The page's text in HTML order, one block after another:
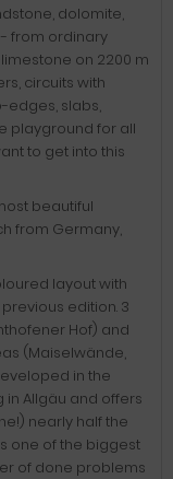
dolomite,
from ordinary
on 2200 m
circuits with
edges, slabs,
playground for all
to get into this
beautiful
from Germany,
layout with
edition. 3
Hof) and
(Maiselwände,
in the
Allgäu and offers
nearly half the
one of the biggest
of done problems